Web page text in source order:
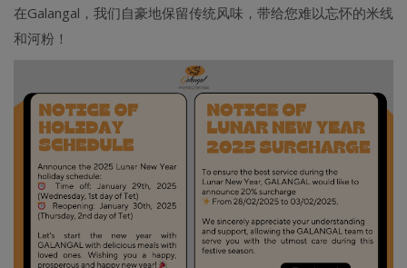
在Galangal，我们自豪地保留传统风味，带给您难以忘怀的米线
和河粉！